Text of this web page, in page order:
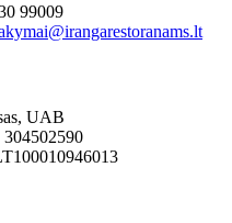
99009
UAB
304502590